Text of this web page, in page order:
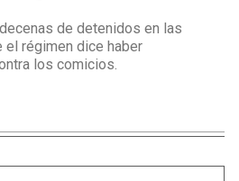
de detenidos en las
el régimen dice haber
los comicios.